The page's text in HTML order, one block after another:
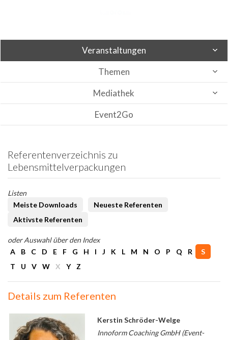
Veranstaltungen
Themen
Mediathek
Event2Go
Referentenverzeichnis zu
Lebensmittelverpackungen
Listen
Meiste Downloads
Neueste Referenten
Aktivste Referenten
oder Auswahl über den Index
A
B C D E F G H I J K L M N O P Q R
S
T
U V W X Y Z
Details zum Referenten
Kerstin Schröder-Welge
Innoform Coaching GmbH (Event-